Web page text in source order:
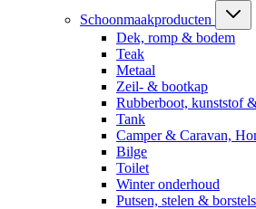
Schoonmaakproducten
Dek, romp & bodem
Teak
Metaal
Zeil- & bootkap
Rubberboot, kunststof
Tank
Camper & Caravan,
Bilge
Toilet
Winter onderhoud
Putsen, stelen & borstels